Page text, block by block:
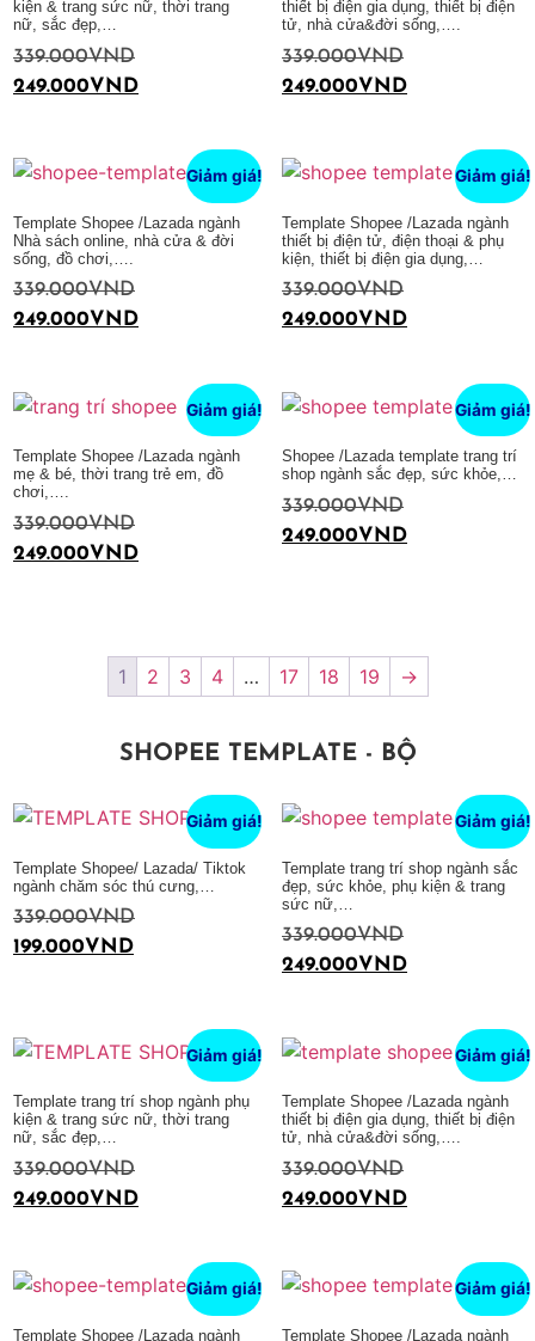
kiện & trang sức nữ, thời trang
nữ, sắc đẹp,…
339.000VND
249.000VND
thiết bị điện gia dụng, thiết bị điện
tử, nhà cửa&đời sống,….
339.000VND
249.000VND
Giảm giá!
Template Shopee /Lazada ngành
Nhà sách online, nhà cửa & đời
sống, đồ chơi,….
339.000VND
249.000VND
Giảm giá!
Template Shopee /Lazada ngành
thiết bị điện tử, điện thoại & phụ
kiện, thiết bị điện gia dụng,…
339.000VND
249.000VND
Giảm giá!
Template Shopee /Lazada ngành
mẹ & bé, thời trang trẻ em, đồ
chơi,….
339.000VND
249.000VND
Giảm giá!
Shopee /Lazada template trang trí
shop ngành sắc đẹp, sức khỏe,…
339.000VND
249.000VND
1 2 3 4 … 17 18 19 →
SHOPEE TEMPLATE - BỘ
Giảm giá!
Template Shopee/ Lazada/ Tiktok
ngành chăm sóc thú cưng,…
339.000VND
199.000VND
Giảm giá!
Template trang trí shop ngành sắc
đẹp, sức khỏe, phụ kiện & trang
sức nữ,…
339.000VND
249.000VND
Giảm giá!
Template trang trí shop ngành phụ
kiện & trang sức nữ, thời trang
nữ, sắc đẹp,…
339.000VND
249.000VND
Giảm giá!
Template Shopee /Lazada ngành
thiết bị điện gia dụng, thiết bị điện
tử, nhà cửa&đời sống,….
339.000VND
249.000VND
Giảm giá!
Template Shopee /Lazada ngành
Giảm giá!
Template Shopee /Lazada ngành